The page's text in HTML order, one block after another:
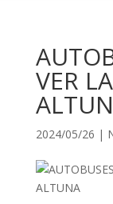
VER
2024/05/26 |